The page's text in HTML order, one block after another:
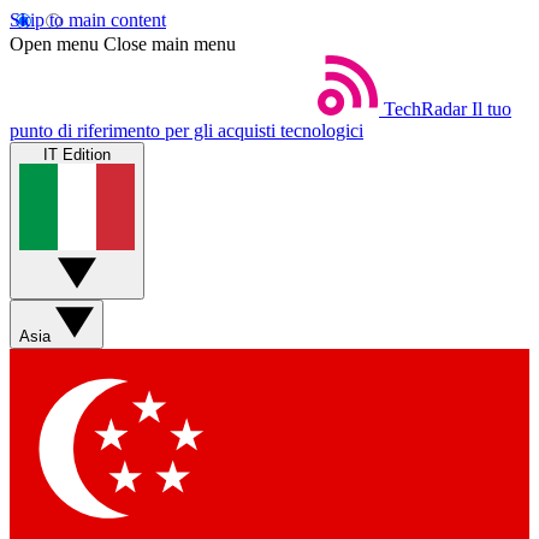
Skip to main content
Open menu Close main menu
TechRadar Il tuo
punto di riferimento per gli acquisti tecnologici
IT Edition
Asia